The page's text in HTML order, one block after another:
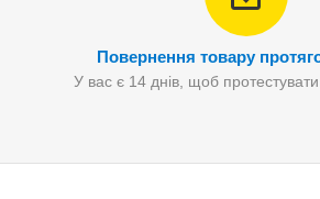
Повернення товару
У вас є 14 днів, щоб